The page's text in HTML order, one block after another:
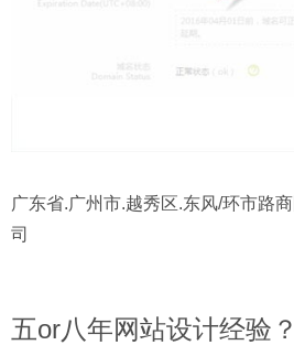
广东省.广州市.越秀区.东风/环市路
司
五or八年网站设计经验？